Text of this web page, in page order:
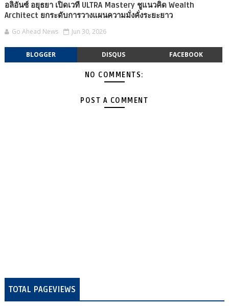
อลิอันซ์ อยุธยา เปิดเวที ULTRA Mastery ชูแนวคิด Wealth
Architect ยกระดับการวางแผนความมั่งคั่งระยะยาว
Go Ahead News Jun 30, 2026
BLOGGER DISQUS FACEBOOK
NO COMMENTS:
POST A COMMENT
TOTAL PAGEVIEWS